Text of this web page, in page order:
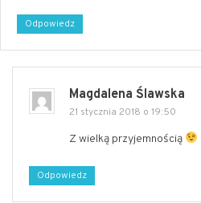
Odpowiedz
Magdalena Ślawska
21 stycznia 2018 o 19:50
Z wielką przyjemnością
Odpowiedz